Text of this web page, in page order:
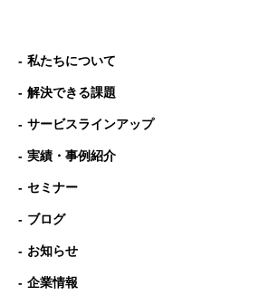
私たちについて
解決できる課題
サービスラインアップ
実績・事例紹介
セミナー
ブログ
お知らせ
企業情報